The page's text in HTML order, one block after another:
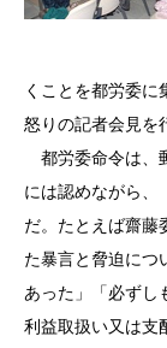
くことを都労委に
怒りの記者会見を
都労委命令は、
には認めながら、
だ。たとえば齋藤
た暴言と脅迫につ
あった」「必ずし
利益取扱い又は支